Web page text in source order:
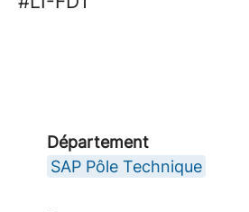
Département
SAP Pôle Technique